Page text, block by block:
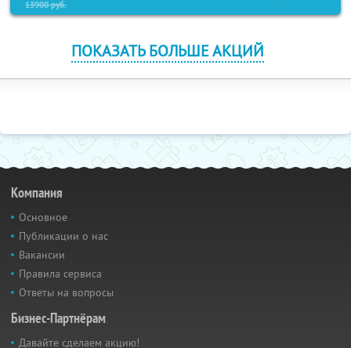
13900руб.
ПОКАЗАТЬ БОЛЬШЕ АКЦИЙ
Компания
Основное
Публикации о нас
Вакансии
Правила сервиса
Ответы на вопросы
Бизнес-Партнёрам
Давайте сделаем акцию!